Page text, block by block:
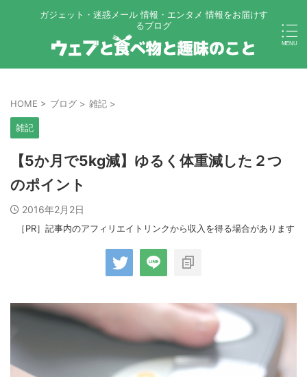
ガジェット・迷惑メール 情報・エンタメ 情報をお届けす
るブログ
HOME > ブログ > 雑記 >
雑記
【5か月で5kg減】ゆるく体重減した２つ
のポイント
2016年2月2日
［PR］記事内のアフィリエイトリンクから収入を得る場合があります